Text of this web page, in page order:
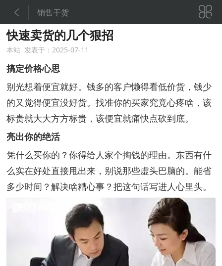
 销售干货 
快速卖货的几个狠招
本站 发表于：2025-07-11
搞定价格心思
别光想着便宜就好。钱多的客户懒得看低价货，钱少
的又觉得便宜没好货。找准你的买家究竟心疼啥，该
标贵就大大方方标贵，该便宜就痛快点砍到底。
亮出你的绝活
凭什么买你的？你得给人家个掏钱的理由。东西有什
么实在好处直接甩出来，别说那些虚头巴脑的。能省
多少时间？解决啥糟心事？把这句话写进人心里头。